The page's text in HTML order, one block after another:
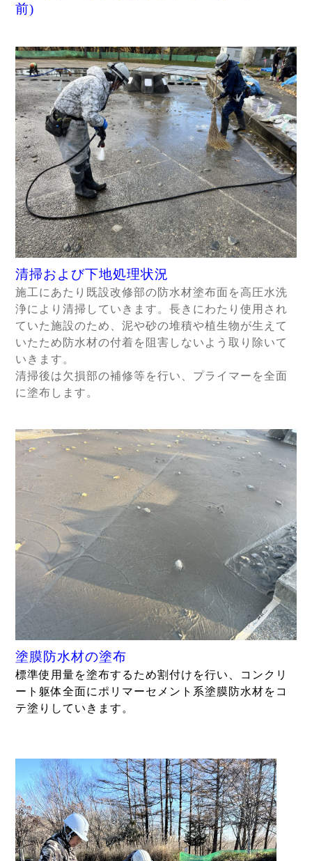
前)
清掃および下地処理状況
施工にあたり既設改修部の防水材塗布面を高圧水洗
浄により清掃していきます。長きにわたり使用され
ていた施設のため、泥や砂の堆積や植生物が生えて
いたため防水材の付着を阻害しないよう取り除いて
いきます。
清掃後は欠損部の補修等を行い、プライマーを全面
に塗布します。
塗膜防水材の塗布
標準使用量を塗布するため割付けを行い、コンクリ
ート躯体全面にポリマーセメント系塗膜防水材をコ
テ塗りしていきます。